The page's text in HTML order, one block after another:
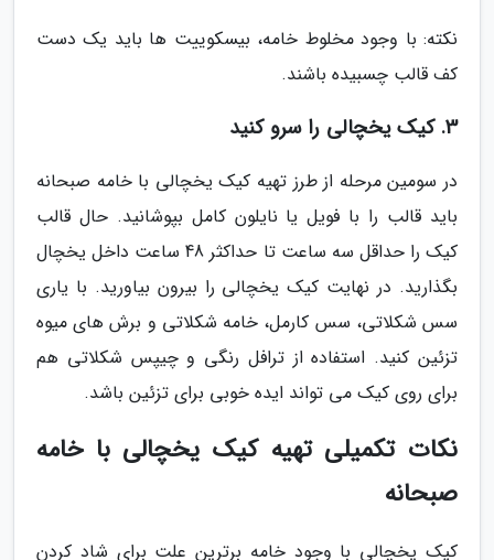
نکته: با وجود مخلوط خامه، بیسکوییت ها باید یک دست
کف قالب چسبیده باشند.
3. کیک یخچالی را سرو کنید
در سومین مرحله از طرز تهیه کیک یخچالی با خامه صبحانه
باید قالب را با فویل یا نایلون کامل بپوشانید. حال قالب
کیک را حداقل سه ساعت تا حداکثر 48 ساعت داخل یخچال
بگذارید. در نهایت کیک یخچالی را بیرون بیاورید. با یاری
سس شکلاتی، سس کارمل، خامه شکلاتی و برش های میوه
تزئین کنید. استفاده از ترافل رنگی و چیپس شکلاتی هم
برای روی کیک می تواند ایده خوبی برای تزئین باشد.
نکات تکمیلی تهیه کیک یخچالی با خامه
صبحانه
کیک یخچالی با وجود خامه برترین علت برای شاد کردن